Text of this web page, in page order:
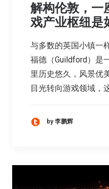
解构伦敦，一
戏产业枢纽是
与多数的英国小镇一
福德（Guildford）是
里历史悠久，风景优
目光转向游戏领域，
by 李鹏辉